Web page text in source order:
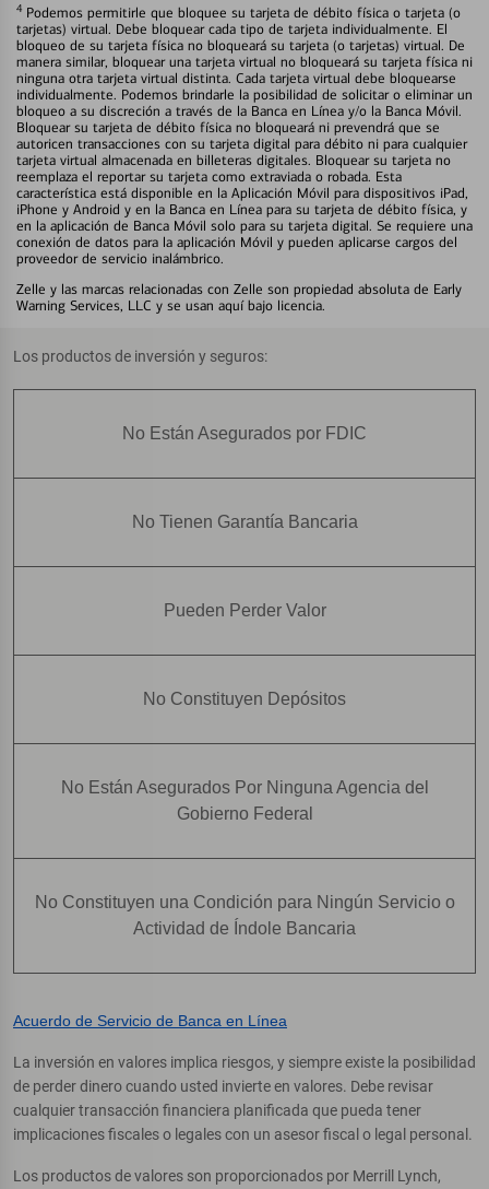
4 Podemos permitirle que bloquee su tarjeta de débito física o tarjeta (o
tarjetas) virtual. Debe bloquear cada tipo de tarjeta individualmente. El
bloqueo de su tarjeta física no bloqueará su tarjeta (o tarjetas) virtual. De
manera similar, bloquear una tarjeta virtual no bloqueará su tarjeta física ni
ninguna otra tarjeta virtual distinta. Cada tarjeta virtual debe bloquearse
individualmente. Podemos brindarle la posibilidad de solicitar o eliminar un
bloqueo a su discreción a través de la Banca en Línea y/o la Banca Móvil.
Bloquear su tarjeta de débito física no bloqueará ni prevendrá que se
autoricen transacciones con su tarjeta digital para débito ni para cualquier
tarjeta virtual almacenada en billeteras digitales. Bloquear su tarjeta no
reemplaza el reportar su tarjeta como extraviada o robada. Esta
característica está disponible en la Aplicación Móvil para dispositivos iPad,
iPhone y Android y en la Banca en Línea para su tarjeta de débito física, y
en la aplicación de Banca Móvil solo para su tarjeta digital. Se requiere una
conexión de datos para la aplicación Móvil y pueden aplicarse cargos del
proveedor de servicio inalámbrico.
Zelle y las marcas relacionadas con Zelle son propiedad absoluta de Early
Warning Services, LLC y se usan aquí bajo licencia.
Los productos de inversión y seguros:
No Están Asegurados por FDIC
No Tienen Garantía Bancaria
Pueden Perder Valor
No Constituyen Depósitos
No Están Asegurados Por Ninguna Agencia del
Gobierno Federal
No Constituyen una Condición para Ningún Servicio o
Actividad de Índole Bancaria
Acuerdo de Servicio de Banca en Línea
La inversión en valores implica riesgos, y siempre existe la posibilidad
de perder dinero cuando usted invierte en valores. Debe revisar
cualquier transacción financiera planificada que pueda tener
implicaciones fiscales o legales con un asesor fiscal o legal personal.
Los productos de valores son proporcionados por Merrill Lynch,